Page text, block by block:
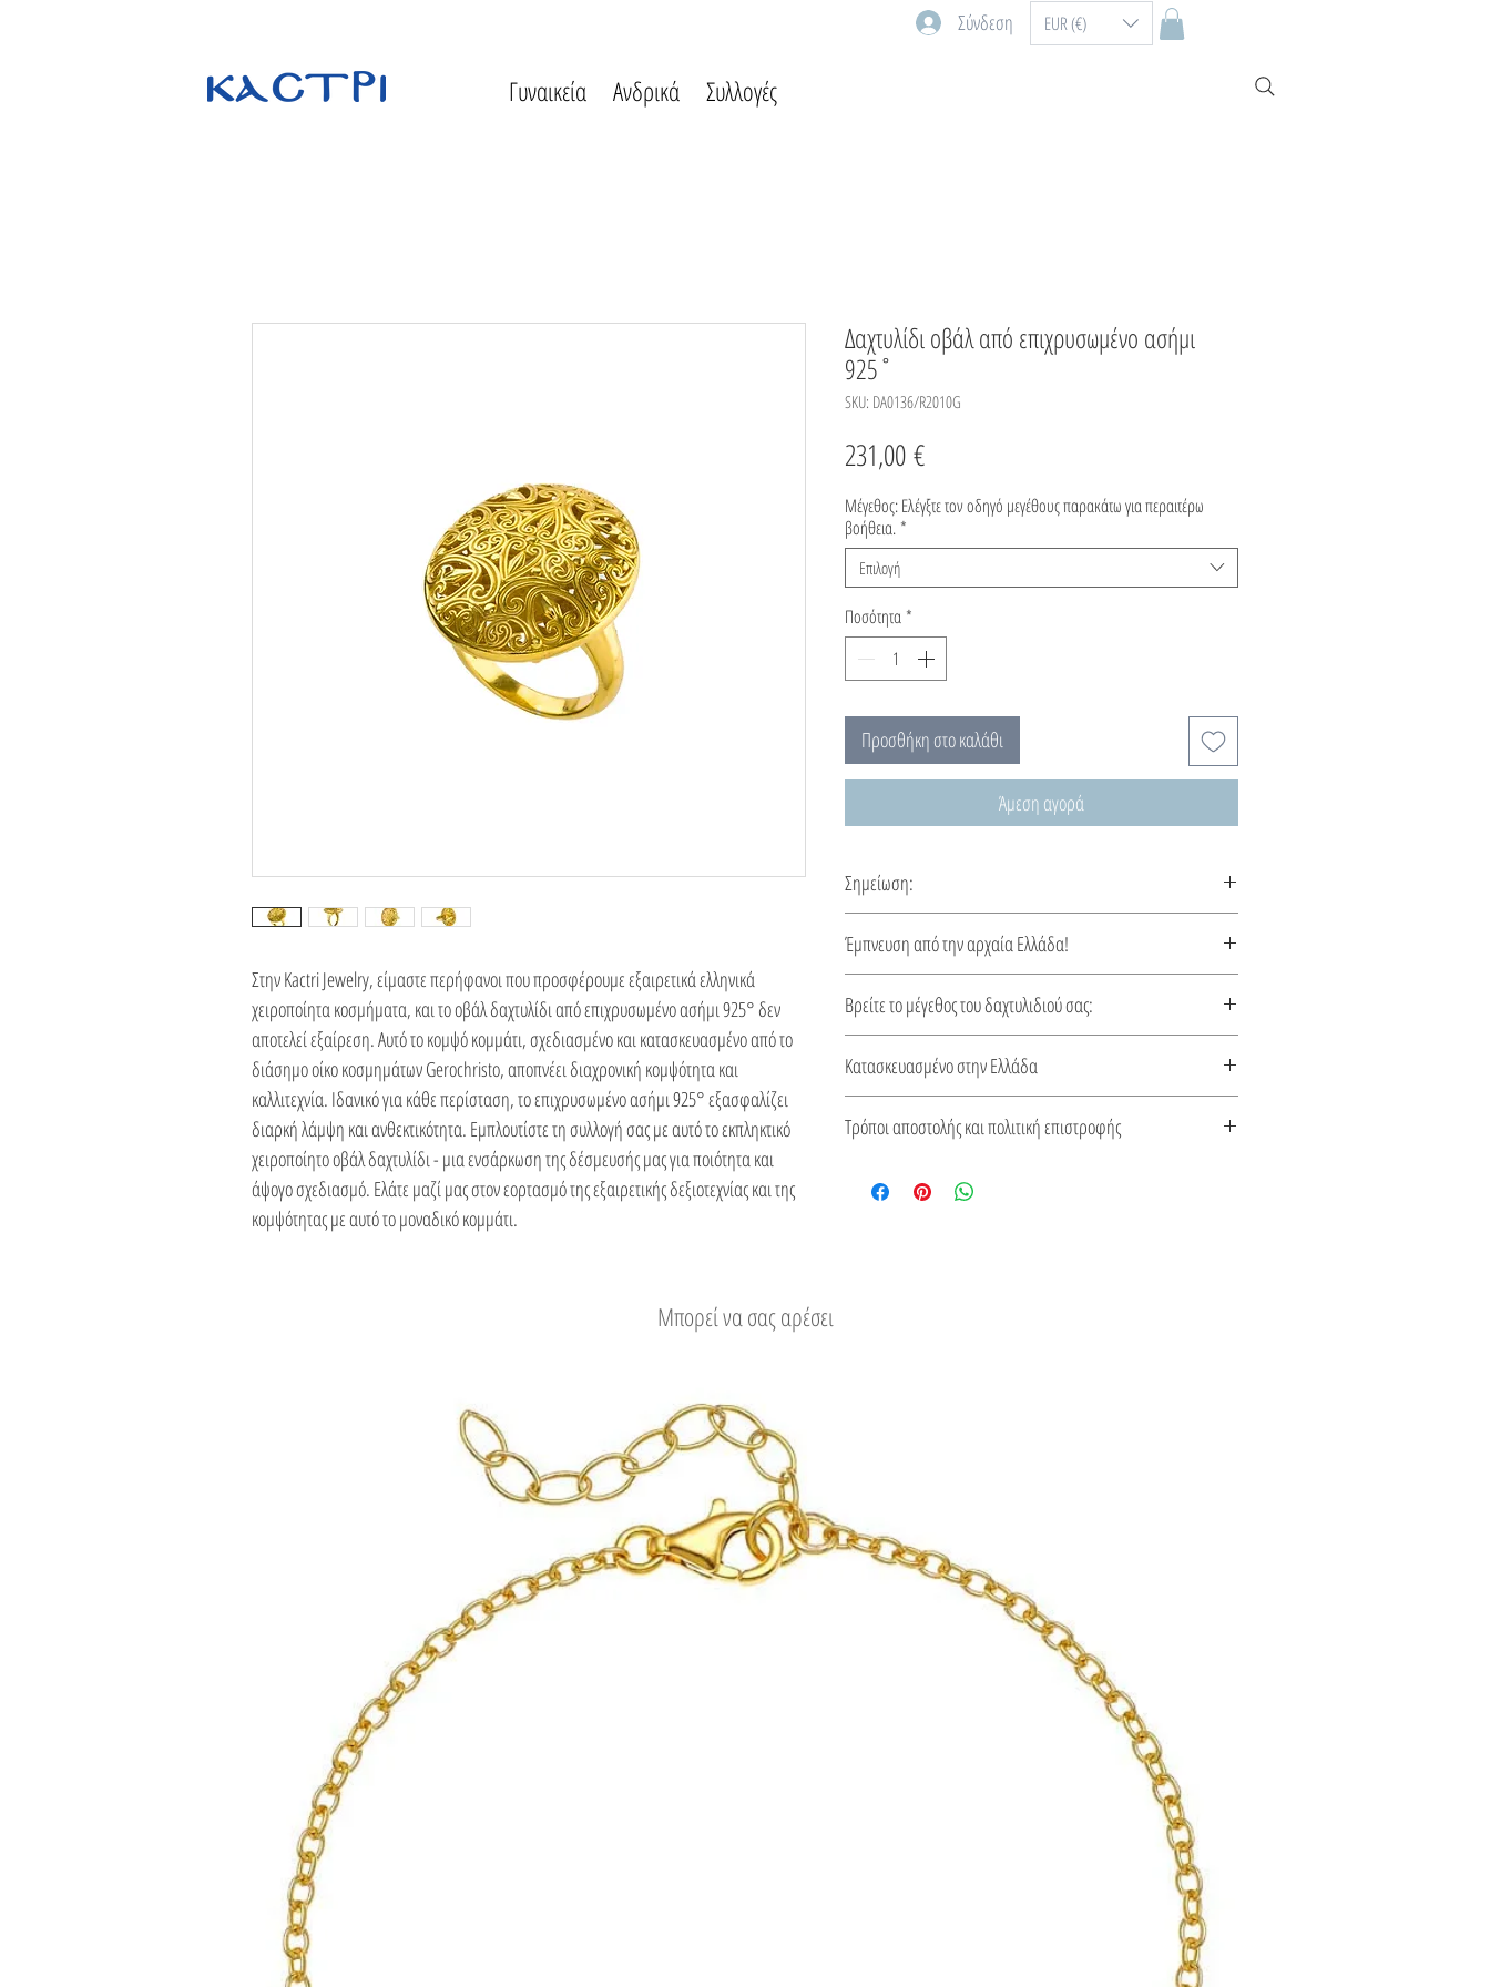
Σύνδεση EUR (€)
Γυναικεία Ανδρικά Συλλογές
Στην Kactri Jewelry, είμαστε περήφανοι που προσφέρουμε εξαιρετικά ελληνικά
χειροποίητα κοσμήματα, και το οβάλ δαχτυλίδι από επιχρυσωμένο ασήμι 925° δεν
αποτελεί εξαίρεση. Αυτό το κομψό κομμάτι, σχεδιασμένο και κατασκευασμένο από το
διάσημο οίκο κοσμημάτων Gerochristo, αποπνέει διαχρονική κομψότητα και
καλλιτεχνία. Ιδανικό για κάθε περίσταση, το επιχρυσωμένο ασήμι 925° εξασφαλίζει
διαρκή λάμψη και ανθεκτικότητα. Εμπλουτίστε τη συλλογή σας με αυτό το εκπληκτικό
χειροποίητο οβάλ δαχτυλίδι - μια ενσάρκωση της δέσμευσής μας για ποιότητα και
άψογο σχεδιασμό. Ελάτε μαζί μας στον εορτασμό της εξαιρετικής δεξιοτεχνίας και της
κομψότητας με αυτό το μοναδικό κομμάτι.
Δαχτυλίδι οβάλ από επιχρυσωμένο ασήμι
925˚
SKU: DA0136/R2010G
231,00 €Τιμή
Μέγεθος: Ελέγξτε τον οδηγό μεγέθους παρακάτω για περαιτέρω
βοήθεια. *
Επιλογή
Ποσότητα *
Προσθήκη στο καλάθι
Άμεση αγορά
Σημείωση:
κατασκευής 5-10 ημέρες.
Έμπνευση από την αρχαία Ελλάδα!
Μυκηναϊκό πολιτισμό.
Βρείτε το μέγεθος του δαχτυλιδιού σας:
Κατασκευασμένο στην Ελλάδα
από πιστοποιητικό για το είδος του μετάλλου και την πέτρα
Τρόποι αποστολής και πολιτική επιστροφής
Εύκολη επιστροφή
Μπορεί να σας αρέσει